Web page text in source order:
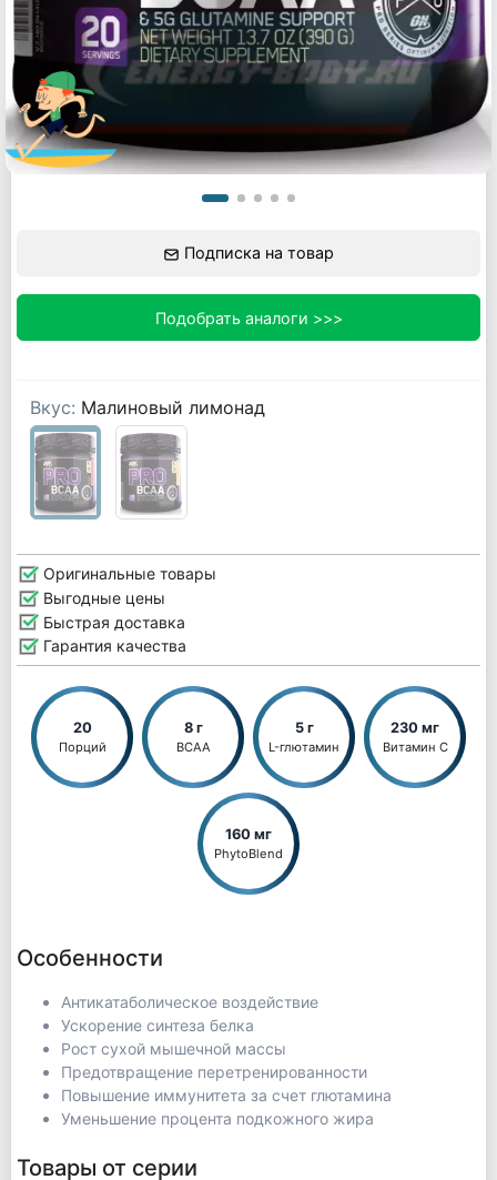
Подписка на товар
Подобрать аналоги >>>
Вкус: Малиновый лимонад
Оригинальные товары
Выгодные цены
Быстрая доставка
Гарантия качества
20
Порций
8 г
ВСАА
5 г
L-глютамин
230 мг
Витамин С
160 мг
PhytoBlend
Особенности
Антикатаболическое воздействие
Ускорение синтеза белка
Рост сухой мышечной массы
Предотвращение перетренированности
Повышение иммунитета за счет глютамина
Уменьшение процента подкожного жира
Товары от серии